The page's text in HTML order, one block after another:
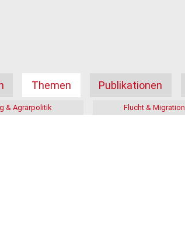
Themen Publikationen
& Agrarpolitik Flucht & Migration